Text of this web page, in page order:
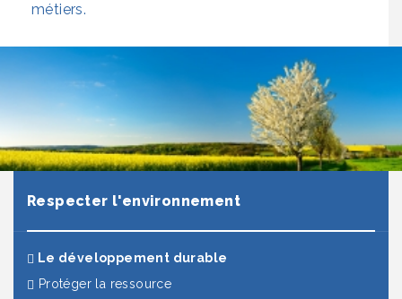
métiers.
Respecter l'environnement
Le développement durable
Protéger la ressource